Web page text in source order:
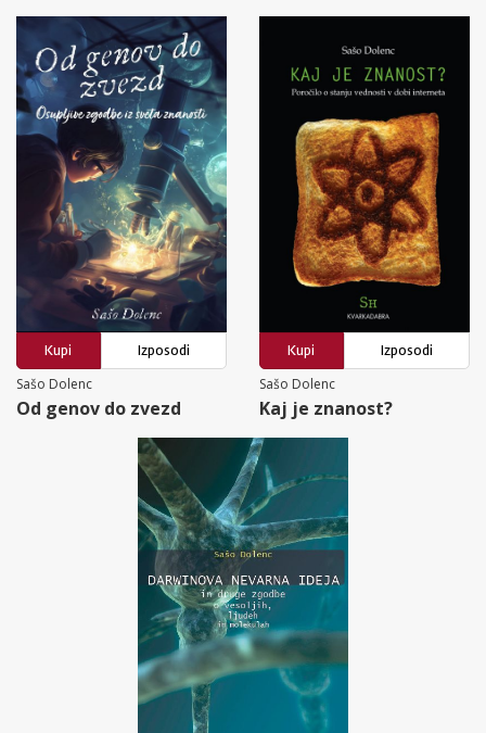
Kupi
Izposodi
Sašo Dolenc
Od genov do zvezd
Kupi
Izposodi
Sašo Dolenc
Kaj je znanost?